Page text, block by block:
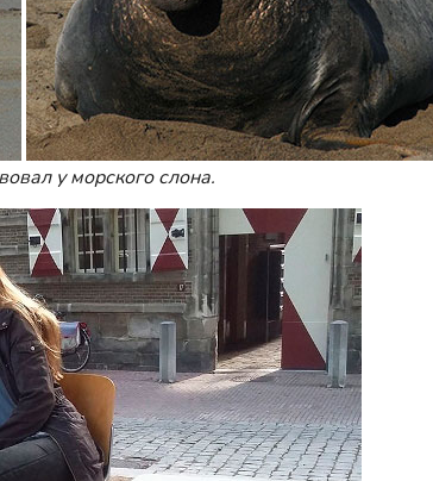
у морского слона.